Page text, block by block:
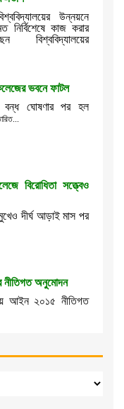
উন্নয়নে
নির্বিশেষে কাজ করার
বিশ্ববিদ্যালয়ের
ভবনে ফাটল
বন্ধ ঘোষণার পর হল
বিরোধিতা সত্ত্বেও
মুখেও দীর্ঘ আড়াই মাস পর
নীতিগত অনুমোদন
আইন ২০১৫ নীতিগত